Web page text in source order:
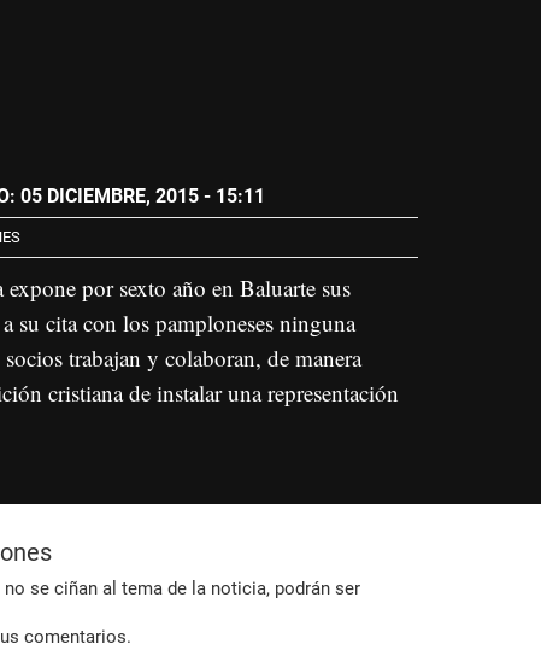
05 DICIEMBRE, 2015 - 15:11
por sexto año en Baluarte sus
su cita con los pamploneses ninguna
trabajan y colaboran, de manera
cristiana de instalar una representación
se ciñan al tema de la noticia, podrán ser
comentarios.